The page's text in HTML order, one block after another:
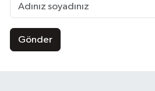
Gönder